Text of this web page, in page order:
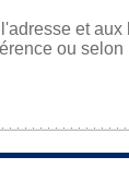
et
ou